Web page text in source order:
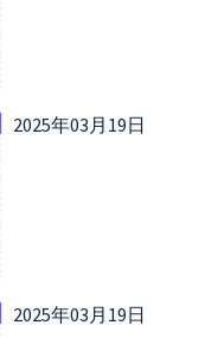
2025年03月19日
2025年03月19日